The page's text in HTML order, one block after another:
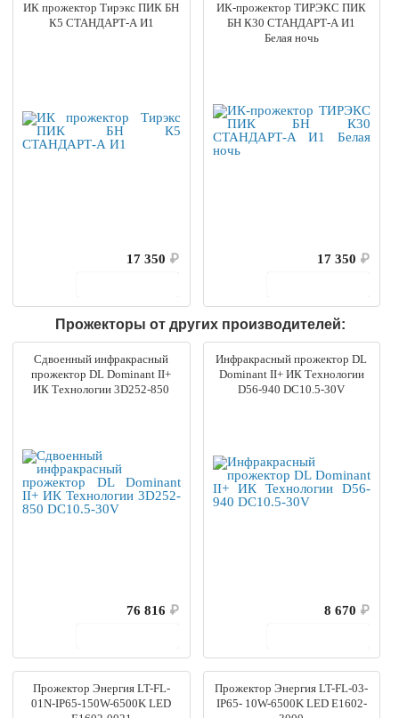
ИК прожектор Тирэкс ПИК БН
К5 СТАНДАРТ-А И1
17 350 ₽
ИК-прожектор ТИРЭКС ПИК
БН К30 СТАНДАРТ-А И1
Белая ночь
17 350 ₽
Прожекторы от других производителей:
Сдвоенный инфракрасный
прожектор DL Dominant II+
ИК Технологии 3D252-850
76 816 ₽
Инфракрасный прожектор DL
Dominant II+ ИК Технологии
D56-940 DC10.5-30V
8 670 ₽
Прожектор Энергия LT-FL-
01N-IP65-150W-6500K LED
Прожектор Энергия LT-FL-03-
IP65- 10W-6500K LED Е1602-